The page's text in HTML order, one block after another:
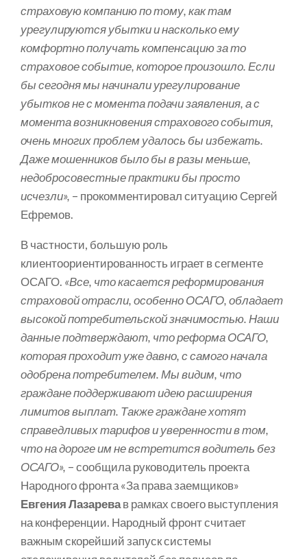
страховую компанию по тому, как там
урегулируются убытки и насколько ему
комфортно получать компенсацию за то
страховое событие, которое произошло. Если
бы сегодня мы начинали урегулирование
убытков не с момента подачи заявления, а с
момента возникновения страхового события,
очень многих проблем удалось бы избежать.
Даже мошенников было бы в разы меньше,
недобросовестные практики бы просто
исчезли», – прокомментировал ситуацию Сергей
Ефремов.
В частности, большую роль
клиентоориентированность играет в сегменте
ОСАГО. «Все, что касается реформирования
страховой отрасли, особенно ОСАГО, обладает
высокой потребительской значимостью. Наши
данные подтверждают, что реформа ОСАГО,
которая проходит уже давно, с самого начала
одобрена потребителем. Мы видим, что
граждане поддерживают идею расширения
лимитов выплат. Также граждане хотят
справедливых тарифов и уверенности в том,
что на дороге им не встретится водитель без
ОСАГО», – сообщила руководитель проекта
Народного фронта «За права заемщиков»
Евгения Лазаревав рамках своего выступления
на конференции. Народный фронт считает
важным скорейший запуск системы